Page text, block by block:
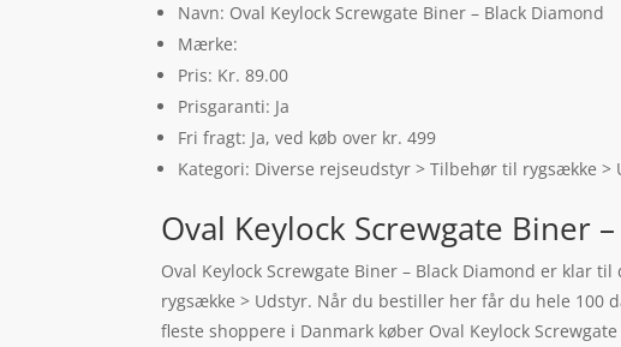
Navn: Oval Keylock Screwgate Biner – Black Diamond
Mærke:
Pris: Kr. 89.00
Prisgaranti: Ja
Fri fragt: Ja, ved køb over kr. 499
Kategori: Diverse rejseudstyr > Tilbehør til rygsække >
Oval Keylock Screwgate Biner
Oval Keylock Screwgate Biner – Black Diamond er klar
rygsække > Udstyr. Når du bestiller her får du hele 100
fleste shoppere i Danmark køber Oval Keylock